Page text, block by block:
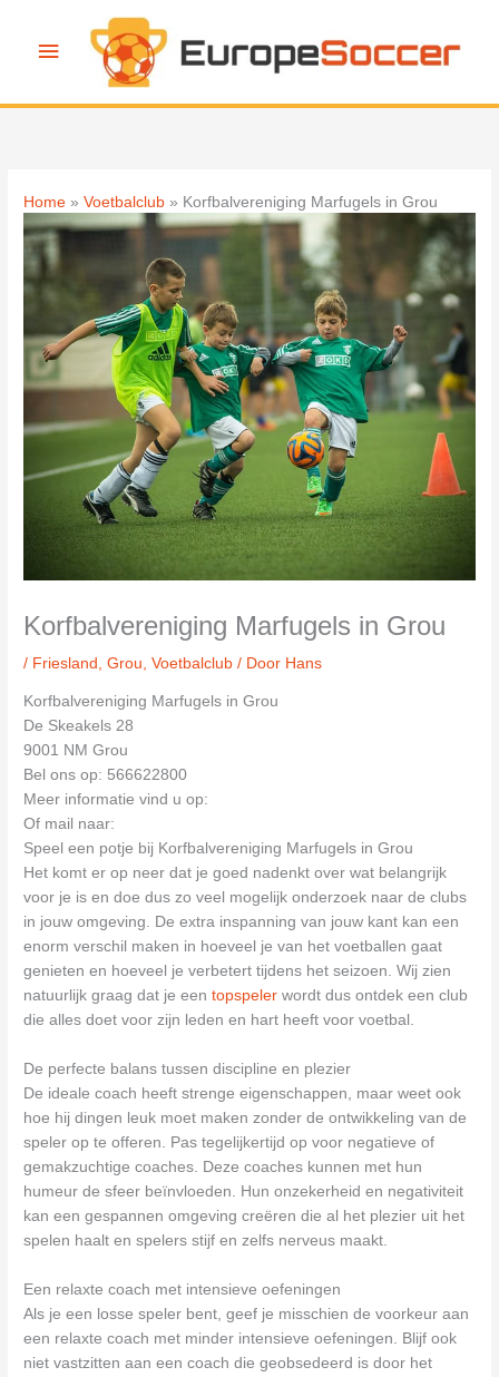
Hoofdmenu
Home Voetbalclub Korfbalvereniging Marfugels in Grou
Korfbalvereniging Marfugels in Grou
/ Friesland ,Grou,Voetbalclub / Door Hans
Korfbalvereniging Marfugels in Grou
De Skeakels 28
9001 NM Grou
Bel ons op: 566622800
Meer informatie vind u op:
Of mail naar:
Speel een potje bij Korfbalvereniging Marfugels in Grou
Het komt er op neer dat je goed nadenkt over wat belangrijk
voor je is en doe dus zo veel mogelijk onderzoek naar de clubs
in jouw omgeving. De extra inspanning van jouw kant kan een
enorm verschil maken in hoeveel je van het voetballen gaat
genieten en hoeveel je verbetert tijdens het seizoen. Wij zien
natuurlijk graag dat je eentopspeler wordt dus ontdek een club
die alles doet voor zijn leden en hart heeft voor voetbal.
De perfecte balans tussen discipline en plezier
De ideale coach heeft strenge eigenschappen, maar weet ook
hoe hij dingen leuk moet maken zonder de ontwikkeling van de
speler op te offeren. Pas tegelijkertijd op voor negatieve of
gemakzuchtige coaches. Deze coaches kunnen met hun
humeur de sfeer beïnvloeden. Hun onzekerheid en negativiteit
kan een gespannen omgeving creëren die al het plezier uit het
spelen haalt en spelers stijf en zelfs nerveus maakt.
Een relaxte coach met intensieve oefeningen
Als je een losse speler bent, geef je misschien de voorkeur aan
een relaxte coach met minder intensieve oefeningen. Blijf ook
niet vastzitten aan een coach die geobsedeerd is door het